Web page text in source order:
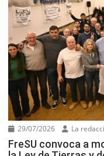
29/07/2026 La
FreSU convoca a